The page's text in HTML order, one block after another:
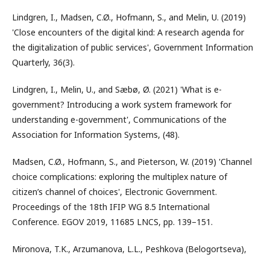
Lindgren, I., Madsen, C.Ø., Hofmann, S., and Melin, U. (2019)
'Close encounters of the digital kind: A research agenda for
the digitalization of public services', Government Information
Quarterly, 36(3).
Lindgren, I., Melin, U., and Sæbø, Ø. (2021) 'What is e-
government? Introducing a work system framework for
understanding e-government', Communications of the
Association for Information Systems, (48).
Madsen, C.Ø., Hofmann, S., and Pieterson, W. (2019) 'Channel
choice complications: exploring the multiplex nature of
citizen’s channel of choices', Electronic Government.
Proceedings of the 18th IFIP WG 8.5 International
Conference. EGOV 2019, 11685 LNCS, pp. 139–151.
Mironova, T.K., Arzumanova, L.L., Peshkova (Belogortseva),